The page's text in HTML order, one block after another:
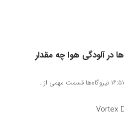
در آلودگی هوا چه مقدار